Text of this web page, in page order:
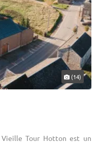
(14)
Tour Hotton est un